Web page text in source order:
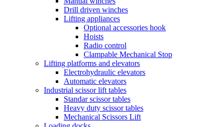
Drill driven winches
Lifting appliances
Optional accessories hook
Hoists
Radio control
Clampable Mechanical Stop
Lifting platforms and elevators
Electrohydraulic elevators
Automatic elevators
Industrial scissor lift tables
Standar scissor tables
Heavy duty scissor tables
Mechanical Scissors Lift